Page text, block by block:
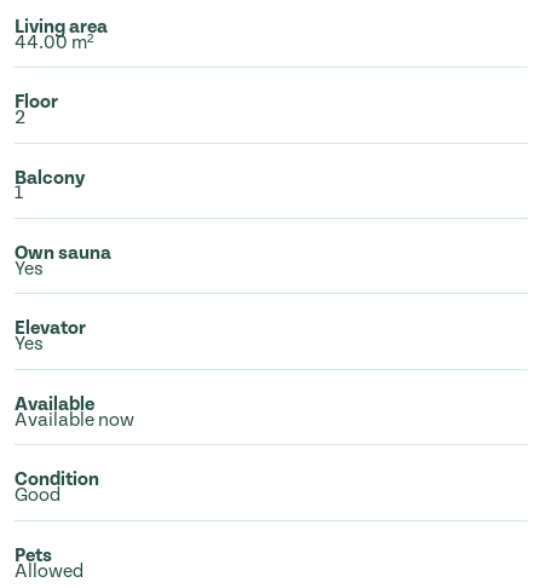
Living area
44.00 m²
Floor
2
Balcony
1
Own sauna
Yes
Elevator
Yes
Available
Available now
Condition
Good
Pets
Allowed